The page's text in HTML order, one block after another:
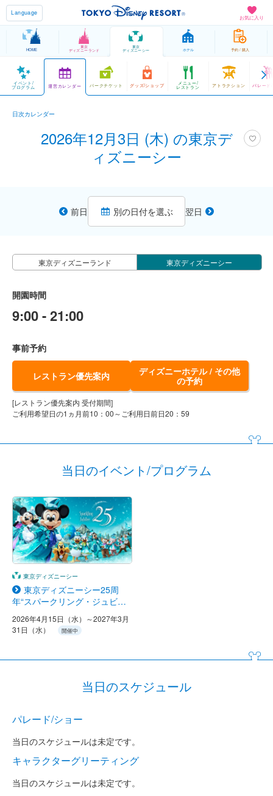
お気に入り
Language
HOME
東京
ディズニーランド
東京
ディズニーシー ホテル 予約 / 購入
イベント/
プログラム 運営カレンダー パークチケット グッズ/ショップ メニュー/
レストラン アトラクション パレード
日次カレンダー
2026年12月3日 (木) の東京デ
ィズニーシー
前日 別の日付を選ぶ 翌日
東京ディズニーランド 東京ディズニーシー
開園時間
9:00 - 21:00
事前予約
レストラン優先案内
ディズニーホテル / その他
の予約
[レストラン優先案内 受付期間]
ご利用希望日の1ヵ月前10：00～ご利用日前日20：59
当日のイベント/プログラム
東京ディズニーシー
東京ディズニーシー25周
年“スパークリング・ジュビリ
2026年4月15日（水）～2027年3月
31日（水）
開催中
当日のスケジュール
パレード/ショー
当日のスケジュールは未定です。
キャラクターグリーティング
当日のスケジュールは未定です。